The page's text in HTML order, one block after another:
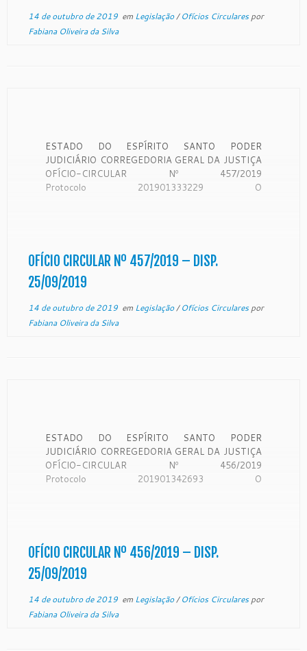
14 de outubro de 2019em Legislação/Ofícios Circularespor
Fabiana Oliveira da Silva
ESTADO DO ESPÍRITO SANTO PODER
JUDICIÁRIO CORREGEDORIA GERAL DA JUSTIÇA
OFÍCIO-CIRCULAR Nº 457/2019
Protocolo 201901333229 O
Justiça é órgão de fiscalização, disciplina e
orientação administrativa, com circunscrição em
todo […]
OFÍCIO CIRCULAR Nº 457/2019 – DISP.
25/09/2019
14 de outubro de 2019em Legislação/Ofícios Circularespor
Fabiana Oliveira da Silva
ESTADO DO ESPÍRITO SANTO PODER
JUDICIÁRIO CORREGEDORIA GERAL DA JUSTIÇA
OFÍCIO-CIRCULAR Nº 456/2019
Protocolo 201901342693 O
Justiça é órgão de fiscalização, disciplina e
orientação administrativa, com circunscrição em […]
OFÍCIO CIRCULAR Nº 456/2019 – DISP.
25/09/2019
14 de outubro de 2019em Legislação/Ofícios Circularespor
Fabiana Oliveira da Silva